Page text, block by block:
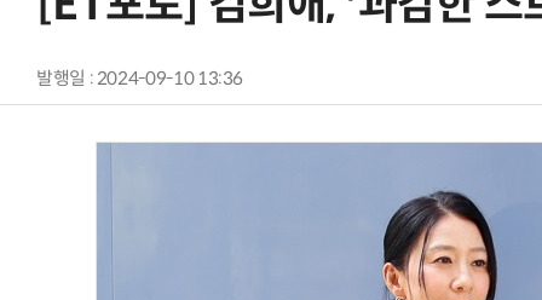
발행일 : 2024-09-10 13:36